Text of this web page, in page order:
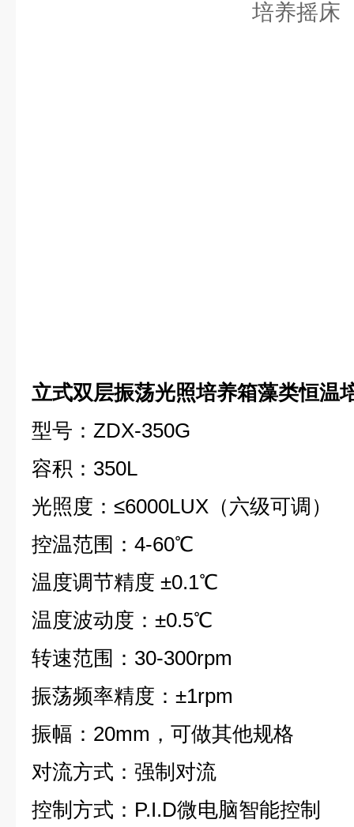
立式双层振荡光照培养箱藻类恒温
型号：ZDX-350G
容积：350L
光照度：≤6000LUX（六级可调）
控温范围：4-60℃
温度调节精度 ±0.1℃
温度波动度：±0.5℃
转速范围：30-300rpm
振荡频率精度：±1rpm
振幅：20mm，可做其他规格
对流方式：强制对流
控制方式：P.I.D微电脑智能控制